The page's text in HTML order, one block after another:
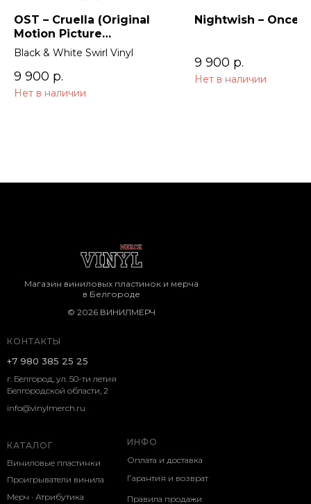
OST – Cruella (Original
Motion Picture
Soundtrack) 2LP
Black & White Swirl Vinyl
9 900 р.
Нет в наличии
Nightwish – Once
9 900 р.
Нет в наличии
КОНТАКТЫ
г. Белгород, ул. 50-ти летия
Белгородской области, 2
КАТАЛОГ
Виниловые пластинки
ИНФО
Оплата и доставка
+7 980 385 25 25
Магазин виниловых пластинок и мерча
в Белгороде
Проигрыватели винила
Мерч · Атрибутика
Гарантия и возврат
Правила продажи
© 2026 ВИНИЛМЕРЧ
info@vinylmerch.ru